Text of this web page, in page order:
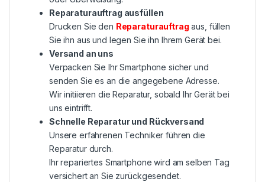
Reparaturauftrag ausfüllen
Drucken Sie den Reparaturauftrag aus, füllen
Sie ihn aus und legen Sie ihn Ihrem Gerät bei.
Versand an uns
Verpacken Sie Ihr Smartphone sicher und
senden Sie es an die angegebene Adresse.
Wir initiieren die Reparatur, sobald Ihr Gerät bei
uns eintrifft.
Schnelle Reparatur und Rückversand
Unsere erfahrenen Techniker führen die
Reparatur durch.
Ihr repariertes Smartphone wird am selben Tag
versichert an Sie zurückgesendet.